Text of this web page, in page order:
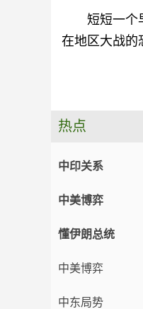
短短一个
在地区大战的
热点
中印关系
中美博弈
懂伊朗总统
中美博弈
中东局势